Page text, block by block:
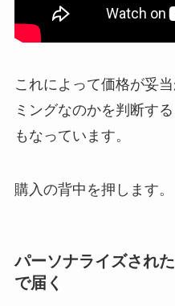
これによって価格が妥
ミングなのかを判断す
もなっています。
購入の背中を押します。
パーソナライズされ
で届く